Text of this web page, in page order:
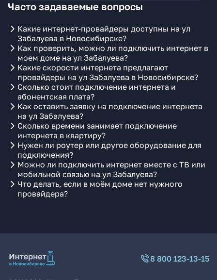
Часто задаваемые вопросы
Какие интернет-провайдеры доступны на ул
Забалуева в Новосибирске?
Как проверить, можно ли подключить интернет в
моем доме на ул Забалуева?
Какие скорости интернета предлагают
провайдеры на ул Забалуева в Новосибирске?
Сколько стоит подключение интернета и
абонентская плата?
Как оставить заявку на подключение интернета
на ул Забалуева?
Сколько времени занимает подключение
интернета в квартиру?
Нужен ли роутер или другое оборудование для
подключения?
Можно ли подключить интернет вместе с ТВ или
мобильной связью на ул Забалуева?
Что делать, если в моём доме нет нужного
провайдера?
8 800 123-13-15